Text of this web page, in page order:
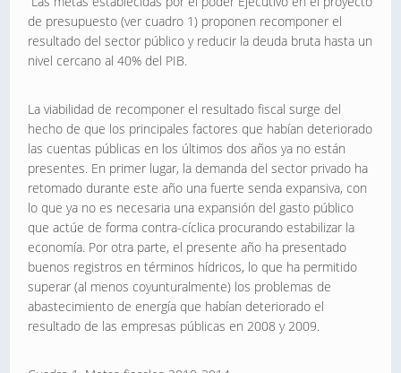
de presupuesto (ver cuadro 1) proponen recomponer el
resultado del sector público y reducir la deuda bruta hasta un
nivel cercano al 40% del PIB.
La viabilidad de recomponer el resultado fiscal surge del
hecho de que los principales factores que habían deteriorado
las cuentas públicas en los últimos dos años ya no están
presentes. En primer lugar, la demanda del sector privado ha
retomado durante este año una fuerte senda expansiva, con
lo que ya no es necesaria una expansión del gasto público
que actúe de forma contra-cíclica procurando estabilizar la
economía. Por otra parte, el presente año ha presentado
buenos registros en términos hídricos, lo que ha permitido
superar (al menos coyunturalmente) los problemas de
abastecimiento de energía que habían deteriorado el
resultado de las empresas públicas en 2008 y 2009.